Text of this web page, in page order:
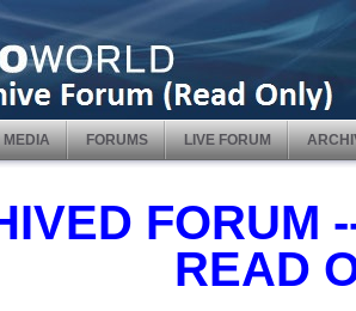
MEDIA FORUMS LIVE FORUM
FORUM
READ